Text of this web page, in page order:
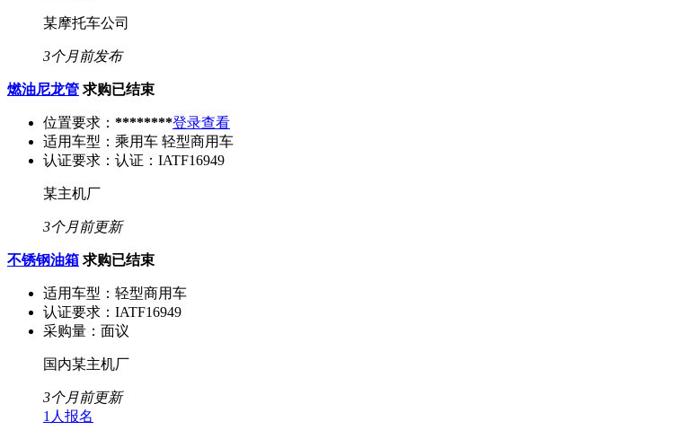
某摩托车公司
3个月前发布
燃油尼龙管 求购已结束
位置要求： ********登录查看
适用车型： 乘用车 轻型商用车
认证要求： 认证：IATF16949
某主机厂
3个月前更新
不锈钢油箱 求购已结束
适用车型： 轻型商用车
认证要求： IATF16949
采购量： 面议
国内某主机厂
3个月前更新
1人报名